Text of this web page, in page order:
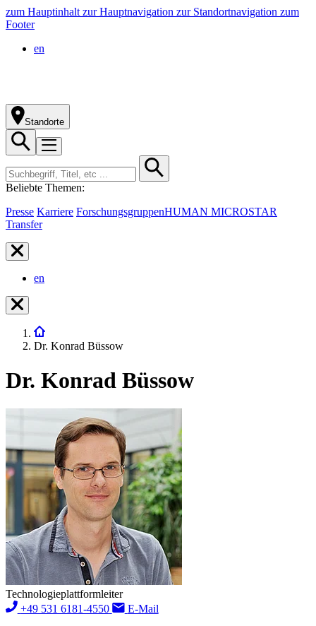
zum Hauptinhalt zur Hauptnavigation zur Standortnavigation zum
Footer
en
Standorte
Beliebte Themen:
Presse Karriere ForschungsgruppenHUMAN MICROSTAR
Transfer
en
Dr. Konrad Büssow
Dr. Konrad Büssow
Technologieplattformleiter
+49 531 6181-4550
E-Mail